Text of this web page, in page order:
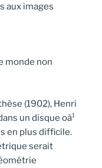
aux images
monde non
(1902), Henri
un disque oà¹
en plus difficile.
serait